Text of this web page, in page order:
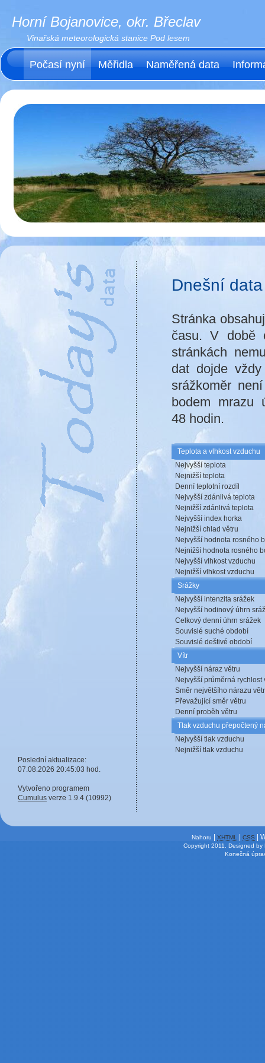
Horní Bojanovice, okr. Břeclav
Vinařská meteorologická stanice Pod lesem
Počasí nyní Měřidla Naměřená data
Dnešní data
Stránka
času. V době
stránkách
dat dojde
srážkoměr
bodem mrazu
48 hodin.
Teplota a vlhkost vzduchu
Nejvyšší teplota
Nejnižší teplota
Denní teplotní rozdíl
Nejvyšší zdánlivá teplota
Nejnižší zdánlivá teplota
Nejvyšší index horka
Nejnižší chlad větru
Nejvyšší hodnota rosného
Nejnižší hodnota rosného
Nejvyšší vlhkost vzduchu
Nejnižší vlhkost vzduchu
Srážky
Nejvyšší intenzita srážek
Nejvyšší hodinový úhrn
Celkový denní úhrn srážek
Souvislé suché období
Souvislé deštivé období
Vítr
Nejvyšší náraz větru
Nejvyšší průměrná rychlost
Směr největšího nárazu
Převažující směr větru
Denní proběh větru
Tlak vzduchu přepočtený
Nejvyšší tlak vzduchu
Nejnižší tlak vzduchu
Poslední aktualizace:
07.08.2026 20:45:03 hod.
Vytvořeno programem
Cumulus verze 1.9.4 (10992)
Nahoru XHTML CSS |
Copyright 2011.Designed by
Konečná